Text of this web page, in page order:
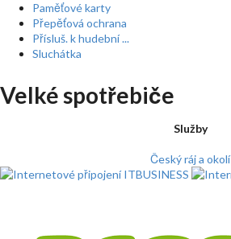
Paměťové karty
Přepěťová ochrana
Přísluš. k hudební ...
Sluchátka
Velké spotřebiče
Služby
Český ráj a okolí